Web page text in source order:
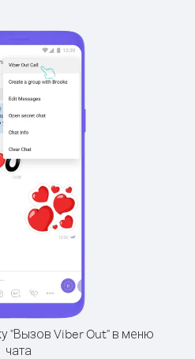
"Вызов Viber Out" в меню
чата